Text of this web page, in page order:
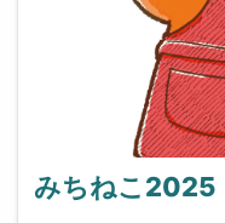
みちねこ2025